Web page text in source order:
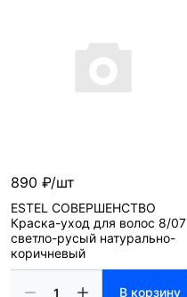
890 ₽/шт
ESTEL СОВЕРШЕНСТВО
Краска-уход для волос 8/07
светло-русый натурально-
коричневый
В корзину